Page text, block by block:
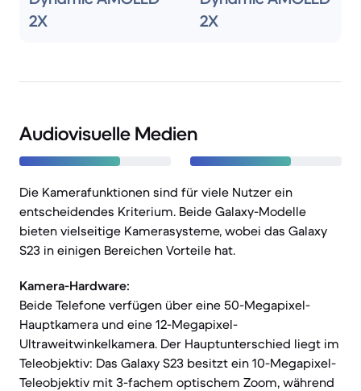
2X
2X
Audiovisuelle Medien
Die Kamerafunktionen sind für viele Nutzer ein
entscheidendes Kriterium. Beide Galaxy-Modelle
bieten vielseitige Kamerasysteme, wobei das Galaxy
S23 in einigen Bereichen Vorteile hat.
Kamera-Hardware:
Beide Telefone verfügen über eine 50-Megapixel-
Hauptkamera und eine 12-Megapixel-
Ultraweitwinkelkamera. Der Hauptunterschied liegt im
Teleobjektiv: Das Galaxy S23 besitzt ein 10-Megapixel-
Teleobjektiv mit 3-fachem optischem Zoom, während